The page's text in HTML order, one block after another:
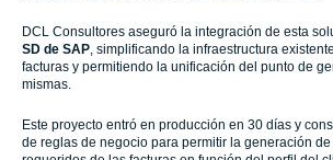
DCL Consultores aseguró la integración de esta
SD de SAP , simplificando la infraestructura
facturas y permitiendo la unificación del punto de
mismas.
Este proyecto entró en producción en 30 días y
de reglas de negocio para permitir la generación